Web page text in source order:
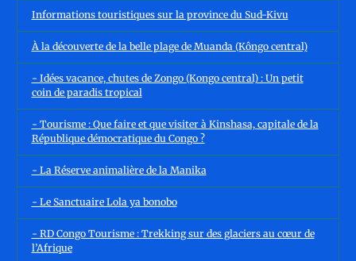
Informations touristiques sur la province du Sud-Kivu
À la découverte de la belle plage de Muanda (Kôngo central)
- Idées vacance, chutes de Zongo (Kongo central) : Un petit
coin de paradis tropical
- Tourisme : Que faire et que visiter à Kinshasa, capitale de la
République démocratique du Congo ?
- La Réserve animalière de la Manika
- Le Sanctuaire Lola ya bonobo
- RD Congo Tourisme : Trekking sur des glaciers au cœur de
l’Afrique